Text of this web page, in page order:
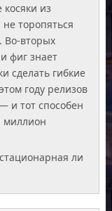
из
торопяться
Во-вторых
фиг знает
сделать гибкие
году релизов
и тот способен
миллион
ли